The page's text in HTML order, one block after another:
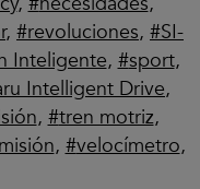
, revoluciones,
SI-
Inteligente, sport,
Intelligent Drive,
, tren motriz,
, velocímetro,